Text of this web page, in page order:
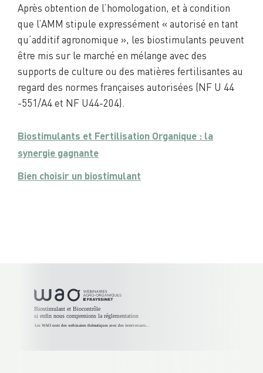
Après obtention de l’homologation, et à condition
que l’AMM stipule expressément « autorisé en tant
qu’additif agronomique », les biostimulants peuvent
être mis sur le marché en mélange avec des
supports de culture ou des matières fertilisantes au
regard des normes françaises autorisées (NF U 44
-551/A4 et NF U44-204).
Biostimulants et Fertilisation Organique : la
synergie gagnante
Bien choisir un biostimulant